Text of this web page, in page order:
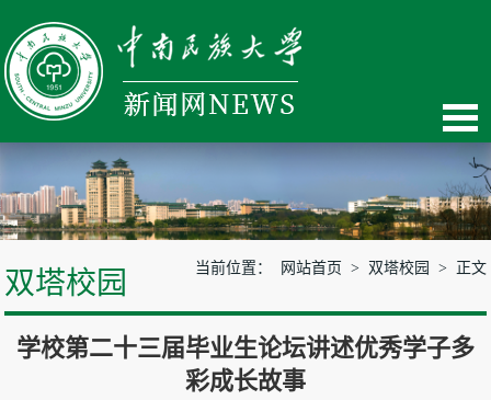
双塔校园 当前位置： 网站首页 > 双塔校园 > 正文
学校第二十三届毕业生论坛讲述优秀学子多
彩成长故事